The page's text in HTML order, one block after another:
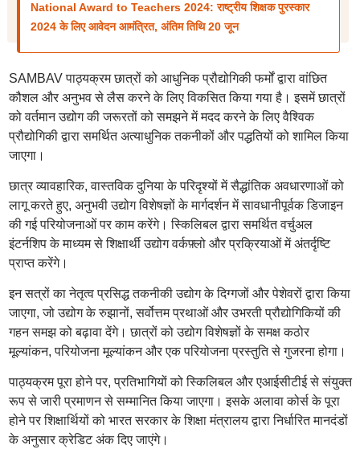
National Award to Teachers 2024: राष्ट्रीय शिक्षक पुरस्कार
2024 के लिए आवेदन आमंत्रित, अंतिम तिथि 20 जून
SAMBAV पाठ्यक्रम छात्रों को आधुनिक प्रौद्योगिकी फर्मों द्वारा वांछित
कौशल और अनुभव से लैस करने के लिए विकसित किया गया है। इसमें छात्रों
को वर्तमान उद्योग की जरूरतों को समझने में मदद करने के लिए वैश्विक
प्रौद्योगिकी द्वारा समर्थित अत्याधुनिक तकनीकों और पद्धतियों को शामिल किया
जाएगा।
छात्र व्यावहारिक, वास्तविक दुनिया के परिदृश्यों में सैद्धांतिक अवधारणाओं को
लागू करते हुए, अनुभवी उद्योग विशेषज्ञों के मार्गदर्शन में सावधानीपूर्वक डिजाइन
की गई परियोजनाओं पर काम करेंगे। स्किलिबल द्वारा समर्थित वर्चुअल
इंटर्नशिप के माध्यम से शिक्षार्थी उद्योग वर्कफ़्लो और प्रक्रियाओं में अंतर्दृष्टि
प्राप्त करेंगे।
इन सत्रों का नेतृत्व प्रसिद्ध तकनीकी उद्योग के दिग्गजों और पेशेवरों द्वारा किया
जाएगा, जो उद्योग के रुझानों, सर्वोत्तम प्रथाओं और उभरती प्रौद्योगिकियों की
गहन समझ को बढ़ावा देंगे। छात्रों को उद्योग विशेषज्ञों के समक्ष कठोर
मूल्यांकन, परियोजना मूल्यांकन और एक परियोजना प्रस्तुति से गुजरना होगा।
पाठ्यक्रम पूरा होने पर, प्रतिभागियों को स्किलिबल और एआईसीटीई से संयुक्त
रूप से जारी प्रमाणन से सम्मानित किया जाएगा। इसके अलावा कोर्स के पूरा
होने पर शिक्षार्थियों को भारत सरकार के शिक्षा मंत्रालय द्वारा निर्धारित मानदंडों
के अनुसार क्रेडिट अंक दिए जाएंगे।